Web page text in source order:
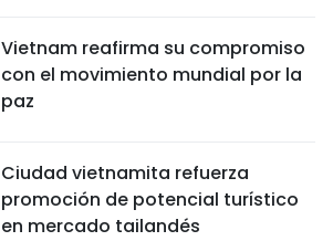
Vietnam reafirma su compromiso
con el movimiento mundial por la
paz
Ciudad vietnamita refuerza
promoción de potencial turístico
en mercado tailandés